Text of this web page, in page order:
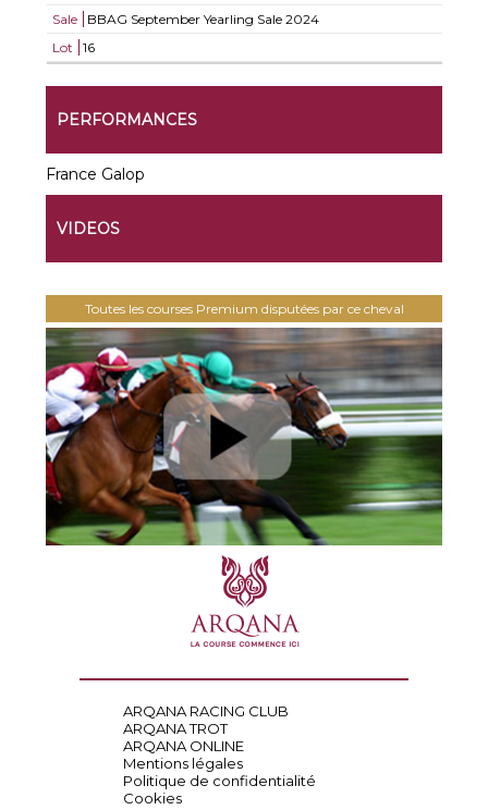
Sale
BBAG September Yearling Sale 2024
Lot
16
PERFORMANCES
France Galop
VIDEOS
Toutes les courses Premium disputées par ce cheval
ARQANA RACING CLUB
ARQANA TROT
ARQANA ONLINE
Mentions légales
Politique de confidentialité
Cookies